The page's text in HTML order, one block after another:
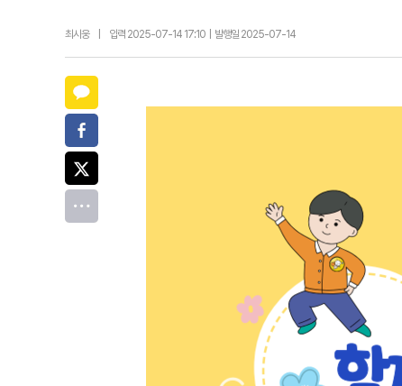
최시웅 입력 2025-07-14 17:10 | 발행일 2025-07-14